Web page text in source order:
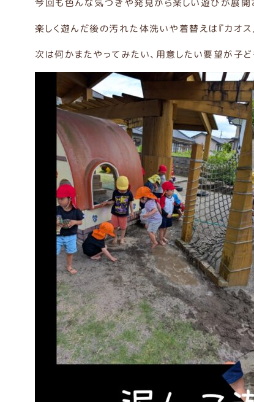
今回も色んな気づきや発見から楽しい遊びが展
楽しく遊んだ後の汚れた体洗いや着替えは『カオス
次は何かまたやってみたい、用意したい要望が子